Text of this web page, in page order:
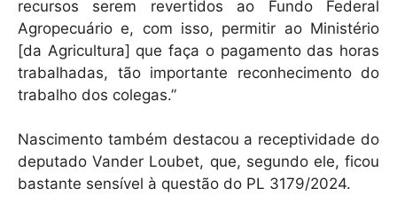
recursos serem revertidos ao Fundo Federal
Agropecuário e, com isso, permitir ao Ministério
[da Agricultura] que faça o pagamento das horas
trabalhadas, tão importante reconhecimento do
trabalho dos colegas.”
Nascimento também destacou a receptividade do
deputado Vander Loubet, que, segundo ele, ficou
bastante sensível à questão do PL 3179/2024.